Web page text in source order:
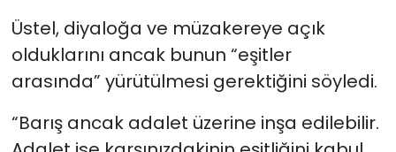
Üstel, diyaloğa ve müzakereye açık
olduklarını ancak bunun “eşitler
arasında” yürütülmesi gerektiğini söyledi.
“Barış ancak adalet üzerine inşa edilebilir.